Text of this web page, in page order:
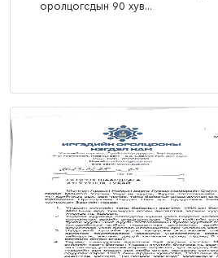
оролцогсдын 90 хув...